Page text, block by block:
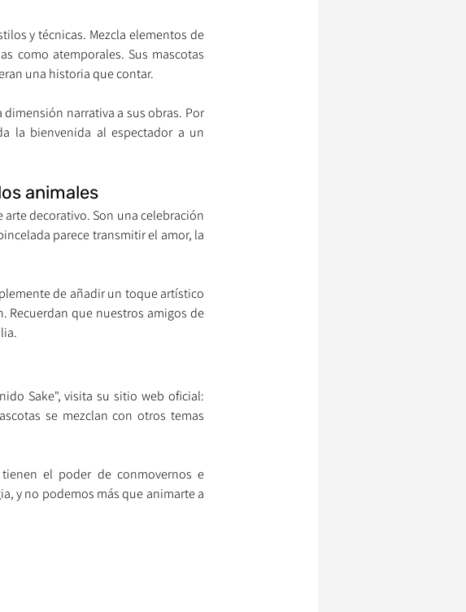
y técnicas. Mezcla elementos de
como atemporales. Sus mascotas
una historia que contar.
narrativa a sus obras. Por
la bienvenida al espectador a un
animales
decorativo. Son una celebración
parece transmitir el amor, la
de añadir un toque artístico
Recuerdan que nuestros amigos de
se mezclan con otros temas
el poder de conmovernos e
y no podemos más que animarte a